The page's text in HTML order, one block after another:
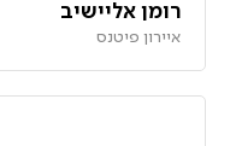
רומן אליישיב
איירון פיטנס